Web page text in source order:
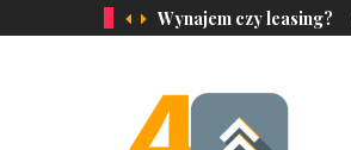
Wynajem czy leasing?